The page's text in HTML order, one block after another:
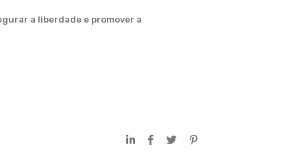
a liberdade e promover a